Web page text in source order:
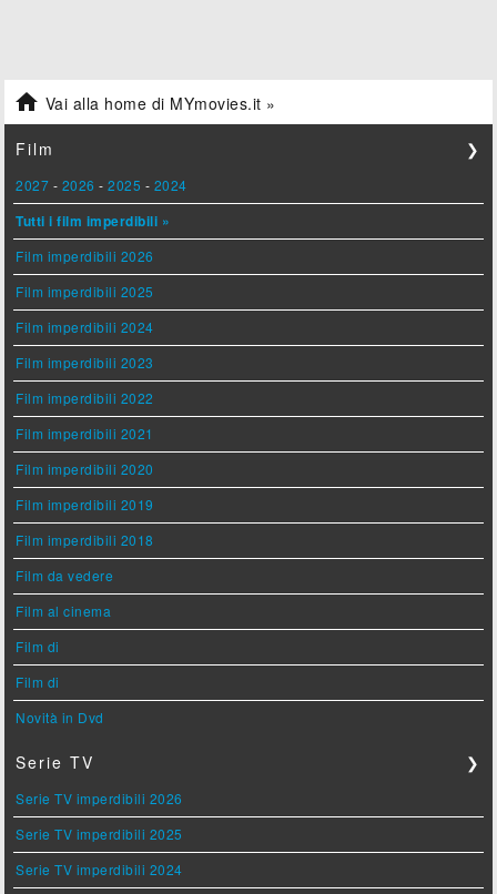
 Vai alla home di MYmovies.it »
Film ❯
2027 - 2026 -2025 - 2024
Tutti i film imperdibili »
Film imperdibili 2026
Film imperdibili 2025
Film imperdibili 2024
Film imperdibili 2023
Film imperdibili 2022
Film imperdibili 2021
Film imperdibili 2020
Film imperdibili 2019
Film imperdibili 2018
Film da vedere
Film al cinema
Film di
Film di
Novità in Dvd
Serie TV ❯
Serie TV imperdibili 2026
Serie TV imperdibili 2025
Serie TV imperdibili 2024